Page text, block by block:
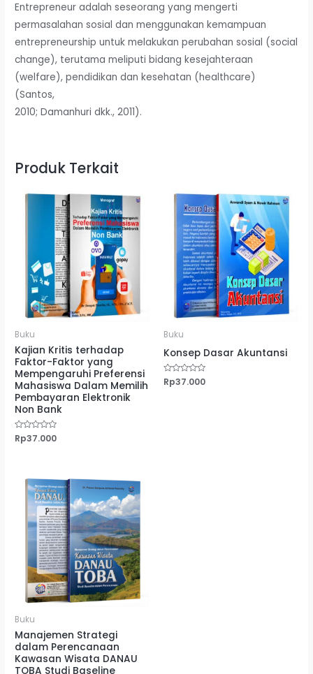
Entrepreneur adalah seseorang yang mengerti
permasalahan sosial dan menggunakan kemampuan
entrepreneurship untuk melakukan perubahan sosial (social
change), terutama meliputi bidang kesejahteraan
(welfare), pendidikan dan kesehatan (healthcare)
(Santos,
2010; Damanhuri dkk., 2011).
Produk Terkait
Buku
Kajian Kritis terhadap
Faktor-Faktor yang
Mempengaruhi Preferensi
Mahasiswa Dalam Memilih
Pembayaran Elektronik
Non Bank
Dinilai
0
Rp37.000
Buku
Konsep Dasar Akuntansi
Dinilai
0
Rp37.000
Buku
Manajemen Strategi
dalam Perencanaan
Kawasan Wisata DANAU
TOBA Studi Baseline